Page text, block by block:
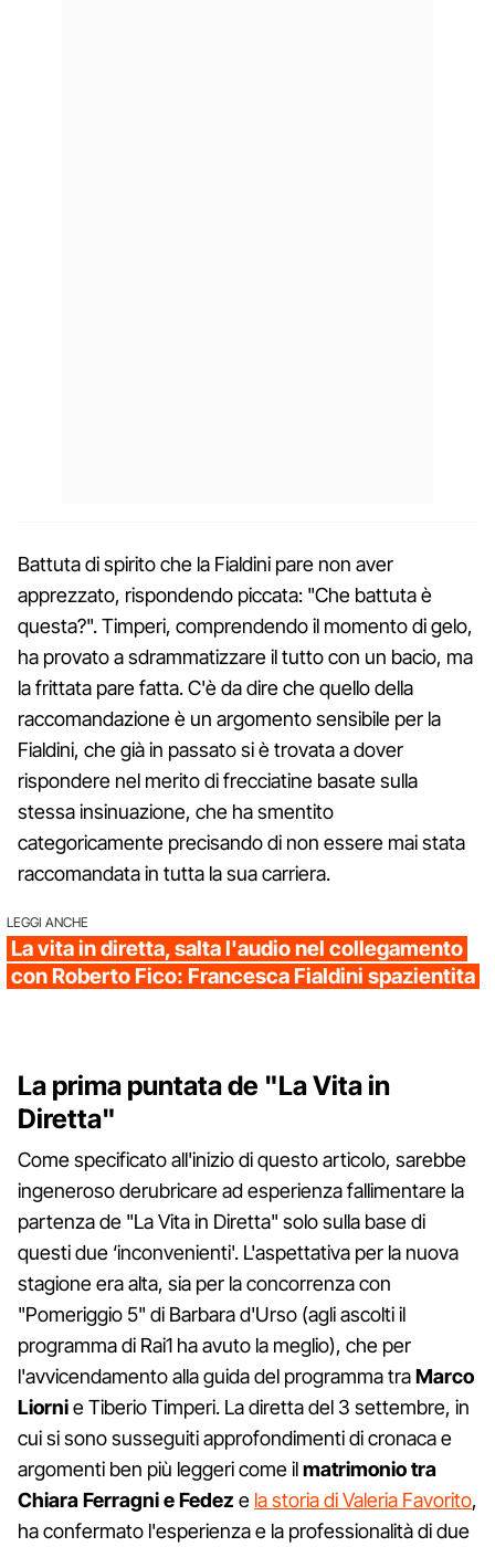
Battuta di spirito che la Fialdini pare non aver
apprezzato, rispondendo piccata: "Che battuta è
questa?". Timperi, comprendendo il momento di gelo,
ha provato a sdrammatizzare il tutto con un bacio, ma
la frittata pare fatta. C'è da dire che quello della
raccomandazione è un argomento sensibile per la
Fialdini, che già in passato si è trovata a dover
rispondere nel merito di frecciatine basate sulla
stessa insinuazione, che ha smentito
categoricamente precisando di non essere mai stata
raccomandata in tutta la sua carriera.
LEGGI ANCHE
La vita in diretta, salta l'audio nel collegamento
con Roberto Fico: Francesca Fialdini spazientita
La prima puntata de "La Vita in
Diretta"
Come specificato all'inizio di questo articolo, sarebbe
ingeneroso derubricare ad esperienza fallimentare la
partenza de "La Vita in Diretta" solo sulla base di
questi due ‘inconvenienti'. L'aspettativa per la nuova
stagione era alta, sia per la concorrenza con
"Pomeriggio 5" di Barbara d'Urso (agli ascolti il
programma di Rai1 ha avuto la meglio), che per
l'avvicendamento alla guida del programma traMarco
Liornie Tiberio Timperi. La diretta del 3 settembre, in
cui si sono susseguiti approfondimenti di cronaca e
argomenti ben più leggeri come ilmatrimonio tra
Chiara Ferragni e Fedez e la storia di Valeria Favorito,
ha confermato l'esperienza e la professionalità di due